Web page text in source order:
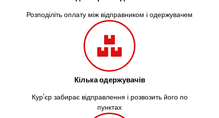
Розподіліть оплату між відправником і одержувачем
Кілька одержувачів
Кур'єр забирає відправлення і розвозить його по
пунктах
Жовті Води
Олександрія
Авангард